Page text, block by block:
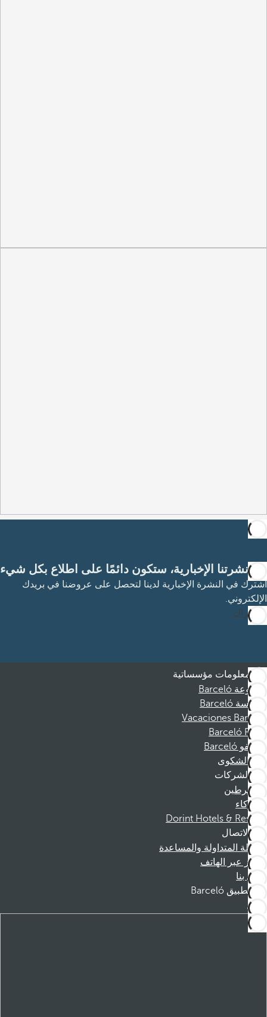
مع نشرتنا الإخبارية، ستكون دائمًا على اطلاع بكل شيء
اشترك في النشرة الإخبارية لدينا لتحصل على عروضنا في بريدك
الإلكتروني.
الاشتراك
معلومات مؤسساتية
مجموعة Barceló
مؤسسة Barceló
Vacaciones Barceló
Barceló Films
موظفو Barceló
قناة الشكوى
الشركات
المنخرطين
الشركاء
Dorint Hotels & Resorts
الاتصال
الأسئلة المتداولة والمساعدة
الحجز عبر الهاتف
اتصل بنا
تطبيق Barceló
تنزيل